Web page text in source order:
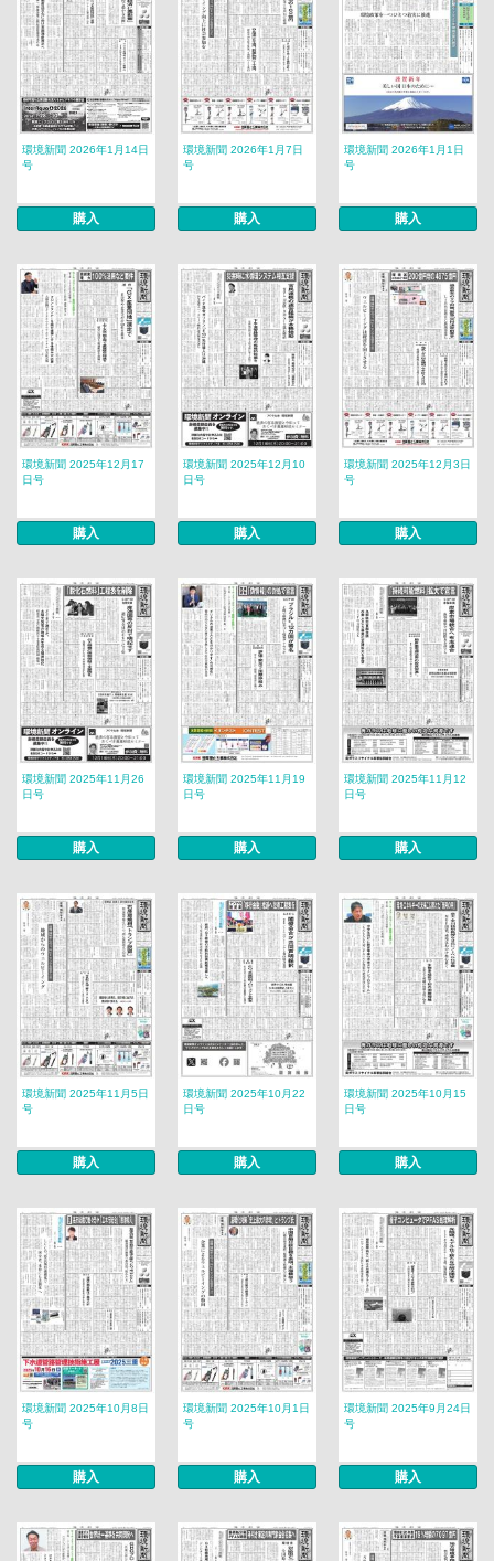
環境新聞 2026年1月14日
号
購入
環境新聞 2026年1月7日
号
購入
環境新聞 2026年1月1日
号
購入
環境新聞 2025年12月17
日号
購入
環境新聞 2025年12月10
日号
購入
環境新聞 2025年12月3日
号
購入
環境新聞 2025年11月26
日号
購入
環境新聞 2025年11月19
日号
購入
環境新聞 2025年11月12
日号
購入
環境新聞 2025年11月5日
号
購入
環境新聞 2025年10月22
日号
購入
環境新聞 2025年10月15
日号
購入
環境新聞 2025年10月8日
号
購入
環境新聞 2025年10月1日
号
購入
環境新聞 2025年9月24日
号
購入